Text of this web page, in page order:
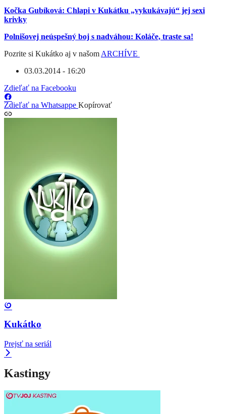
Kočka Gubíková: Chlapi v Kukátku „vykukávajú“ jej sexi
krivky
Polnišovej neúspešný boj s nadváhou: Koláče, traste sa!
Pozrite si Kukátko aj v našom ARCHÍVE
03.03.2014 - 16:20
Zdieľať na Facebooku
Zdieľať na Whatsappe Kopírovať
Kukátko
Prejsť na seriál
Kastingy